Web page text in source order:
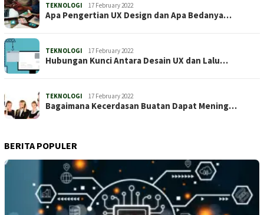
TEKNOLOGI 17 February 2022
Apa Pengertian UX Design dan Apa Bedanya…
TEKNOLOGI 17 February 2022
Hubungan Kunci Antara Desain UX dan Lalu…
TEKNOLOGI 17 February 2022
Bagaimana Kecerdasan Buatan Dapat Mening…
BERITA POPULER